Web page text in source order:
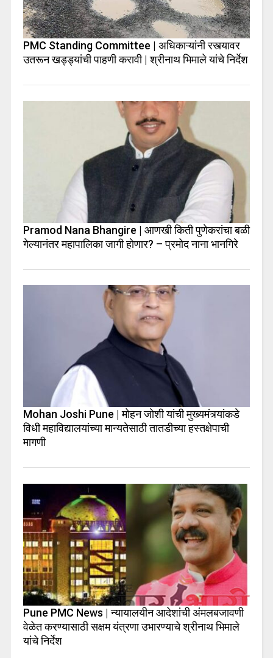
PMC Standing Committee | अधिकाऱ्यांनी रस्त्यावर
उतरून खड्ड्यांची पाहणी करावी | श्रीनाथ भिमाले यांचे निर्देश
Pramod Nana Bhangire | आणखी किती पुणेकरांचा बळी
गेल्यानंतर महापालिका जागी होणार? – प्रमोद नाना भानगिरे
Mohan Joshi Pune | मोहन जोशी यांची मुख्यमंत्र्यांकडे
विधी महाविद्यालयांच्या मान्यतेसाठी तातडीच्या हस्तक्षेपाची
मागणी
Pune PMC News | न्यायालयीन आदेशांची अंमलबजावणी
वेळेत करण्यासाठी सक्षम यंत्रणा उभारण्याचे श्रीनाथ भिमाले
यांचे निर्देश